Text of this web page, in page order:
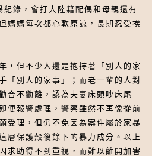
錄，會打大陸籍配偶和母親還有
媽媽每次都心軟原諒，長期忍受挨
，但不少人還是抱持著「別人的家
「別人的家事」；而老一輩的人對
合不勸離，認為夫妻床頭吵床尾
便報警處理，警察雖然不再像從前
受理，但仍不免因為案件屬於家暴
層保護殼後餘下的暴力成分。以上
求助得不到重視，而難以離開加害